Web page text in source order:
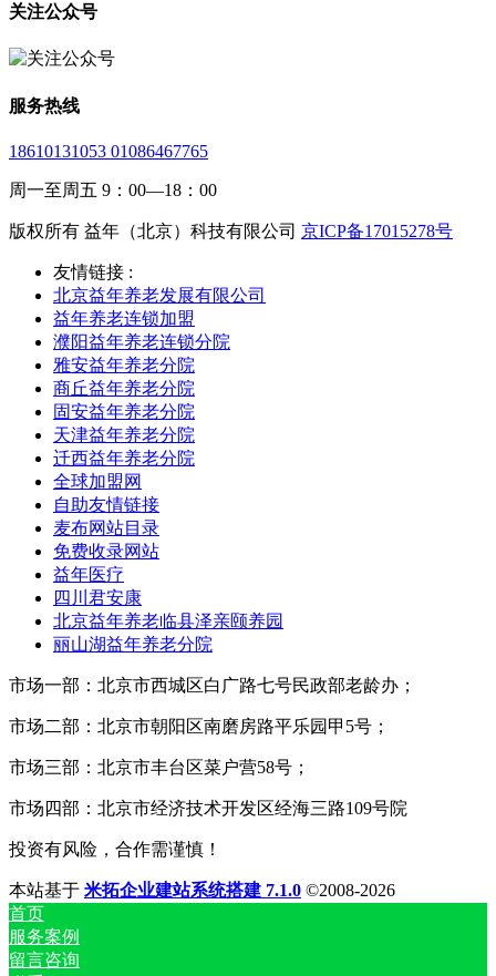
关注公众号
服务热线
18610131053 01086467765
周一至周五 9：00—18：00
版权所有 益年（北京）科技有限公司 京ICP备17015278号
友情链接 :
北京益年养老发展有限公司
益年养老连锁加盟
濮阳益年养老连锁分院
雅安益年养老分院
商丘益年养老分院
固安益年养老分院
天津益年养老分院
迁西益年养老分院
全球加盟网
自助友情链接
麦布网站目录
免费收录网站
益年医疗
四川君安康
北京益年养老临县泽亲颐养园
丽山湖益年养老分院
市场一部：北京市西城区白广路七号民政部老龄办；
市场二部：北京市朝阳区南磨房路平乐园甲5号；
市场三部：北京市丰台区菜户营58号；
市场四部：北京市经济技术开发区经海三路109号院
投资有风险，合作需谨慎！
本站基于 米拓企业建站系统搭建 7.1.0 ©2008-2026
首页
服务案例
留言咨询